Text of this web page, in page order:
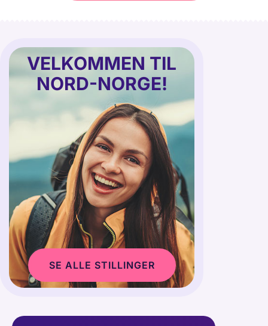
VELKOMMEN TIL
NORD-NORGE!
SE ALLE STILLINGER